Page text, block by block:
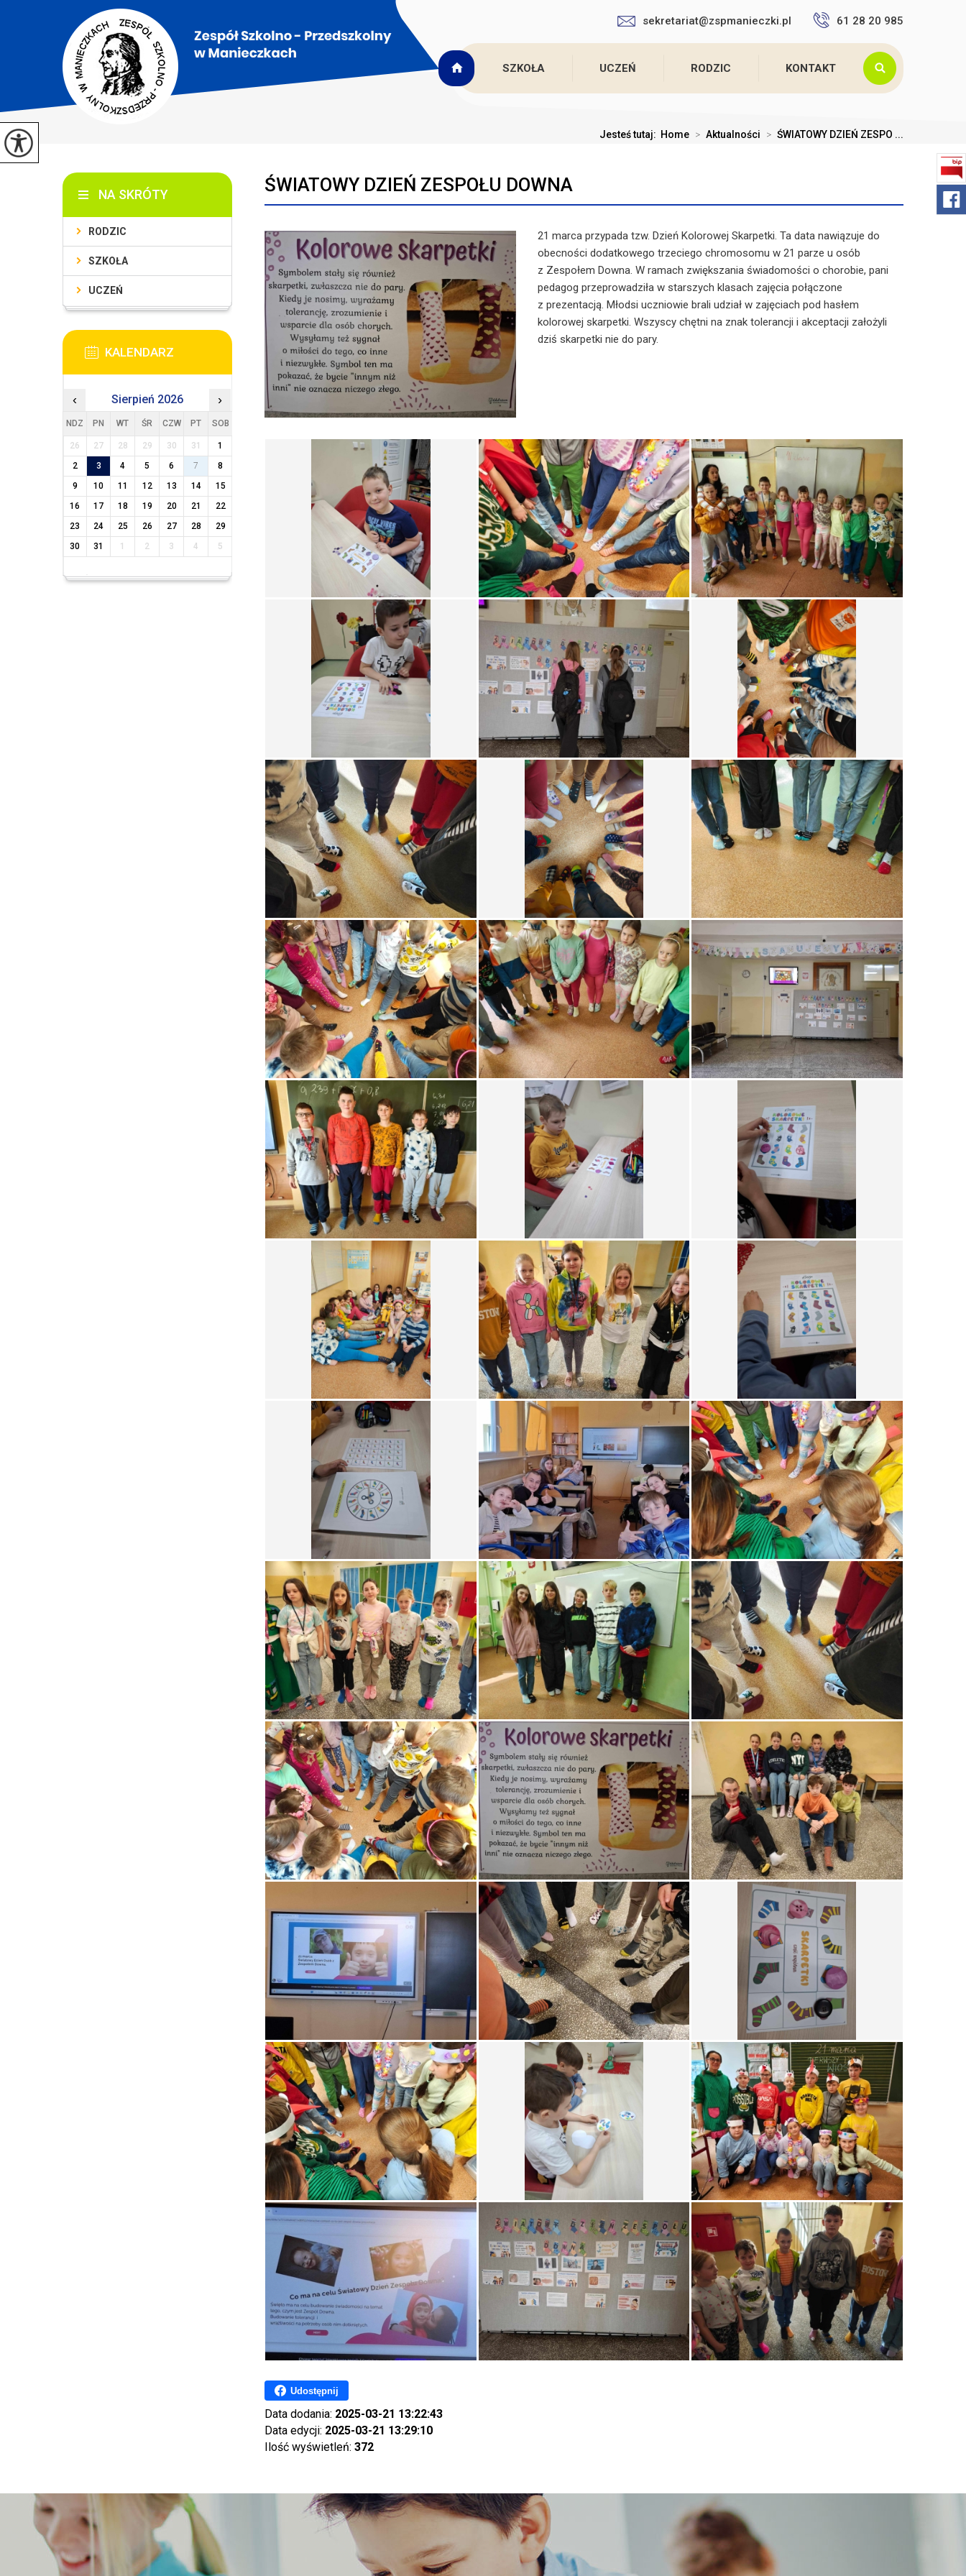
sekretariat@zspmanieczki.pl 61 28 20 985
SZKOŁA UCZEŃ RODZIC KONTAKT
Jesteś tutaj: Home > Aktualności > ŚWIATOWY DZIEŃ ZESPO ...
ŚWIATOWY DZIEŃ ZESPOŁU DOWNA
21 marca przypada tzw. Dzień Kolorowej Skarpetki. Ta data nawiązuje do
obecności dodatkowego trzeciego chromosomu w 21 parze u osób
z Zespołem Downa. W ramach zwiększania świadomości o chorobie, pani
pedagog przeprowadziła w starszych klasach zajęcia połączone
z prezentacją. Młodsi uczniowie brali udział w zajęciach pod hasłem
kolorowej skarpetki. Wszyscy chętni na znak tolerancji i akceptacji założyli
dziś skarpetki nie do pary.
Udostępnij
Data dodania: 2025-03-21 13:22:43
Data edycji: 2025-03-21 13:29:10
Ilość wyświetleń: 372
NA SKRÓTY
RODZIC
SZKOŁA
UCZEŃ
KALENDARZ
‹ Sierpień 2026 ›
NDZ PN WT ŚR CZW PT SOB
26 27 28 29 30 31
1
2
3 4 5 6 7
8
9
10 11 12 13 14
15
16
17 18 19 20 21
22
23
24 25 26 27 28
29
30
31 1 2 3 4 5